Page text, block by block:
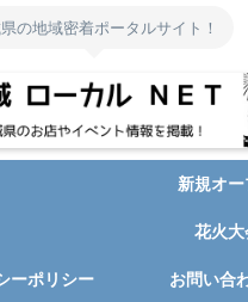
の地域密着ポータルサイト！
新規オ
花火大
ーポリシー お問い合